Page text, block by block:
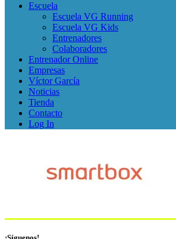
Escuela
Escuela VG Running
Escuela VG Kids
Entrenadores
Colaboradores
Entrenador Online
Empresas
Víctor García
Noticias
Tienda
Contacto
Log In